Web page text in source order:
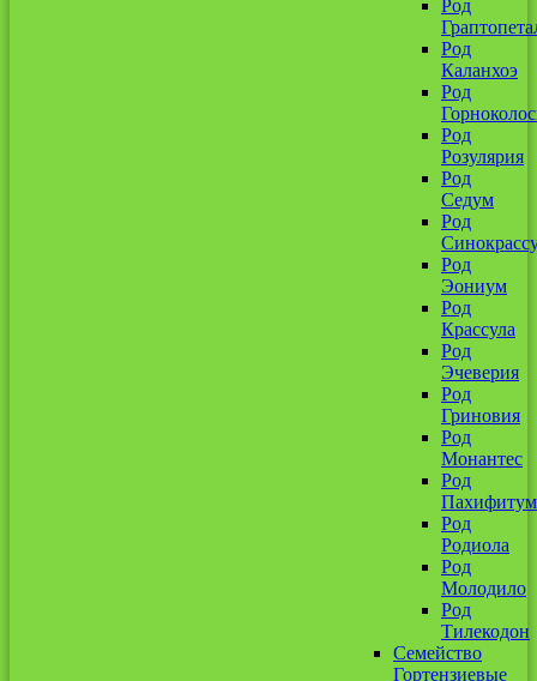
Род
Род
Каланхоэ
Род
Род
Розулярия
Род
Седум
Род
Род
Эониум
Род
Крассула
Род
Эчеверия
Род
Гриновия
Род
Монантес
Род
Пахифитум
Род
Родиола
Род
Молодило
Род
Тилекодон
Семейство
Гортензиевые